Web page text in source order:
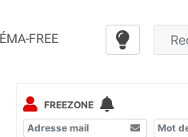
FREE
FREEZONE